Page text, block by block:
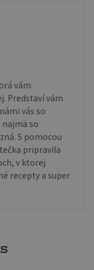
vám
Predstaví vám
vás so
so
S pomocou
pripravila
v ktorej
recepty a super